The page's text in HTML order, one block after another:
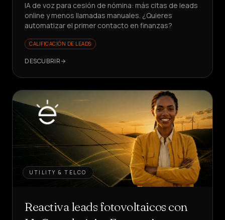
IA de voz para cesión de nómina: más citas de leads
online y menos llamadas manuales. ¿Quieres
automatizar el primer contacto en finanzas?
CALIFICACIÓN DE LEADS
DESCUBRIR
UTILITY & TELCO
Reactiva leads fotovoltaicos con